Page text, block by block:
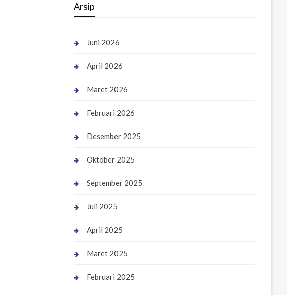
Arsip
Juni 2026
April 2026
Maret 2026
Februari 2026
Desember 2025
Oktober 2025
September 2025
Juli 2025
April 2025
Maret 2025
Februari 2025